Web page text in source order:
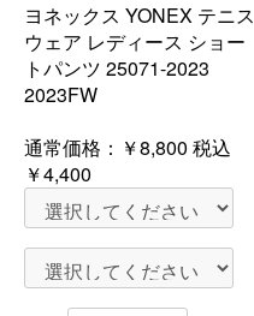
ヨネックス YONEX テニス
ウェア レディース ショー
トパンツ 25071-2023
2023FW
通常価格： ￥8,800 税込
￥4,400